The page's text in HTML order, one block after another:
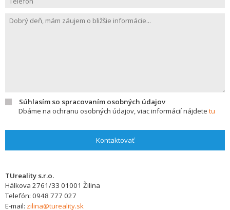
Súhlasím so spracovaním osobných údajov
Dbáme na ochranu osobných údajov, viac informácií nájdete tu
Kontaktovať
TUreality s.r.o.
Hálkova 2761/33 01001 Žilina
Telefón: 0948 777 027
E-mail: zilina@tureality.sk